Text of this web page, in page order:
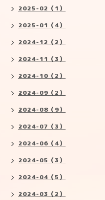
2025-02（1）
2025-01（4）
2024-12（2）
2024-11（3）
2024-10（2）
2024-09（2）
2024-08（9）
2024-07（3）
2024-06（4）
2024-05（3）
2024-04（5）
2024-03（2）